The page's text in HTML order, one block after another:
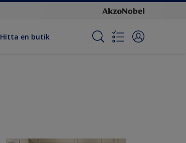
Hitta en butik